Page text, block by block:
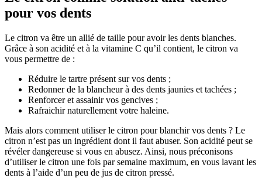
pour vos dents
Le citron va être un allié de taille pour avoir les dents blanches.
Grâce à son acidité et à la vitamine C qu’il contient, le citron va
vous permettre de :
Réduire le tartre présent sur vos dents ;
Redonner de la blancheur à des dents jaunies et tachées ;
Renforcer et assainir vos gencives ;
Rafraichir naturellement votre haleine.
Mais alors comment utiliser le citron pour blanchir vos dents ? Le
citron n’est pas un ingrédient dont il faut abuser. Son acidité peut se
révéler dangereuse si vous en abusez. Ainsi, nous préconisons
d’utiliser le citron une fois par semaine maximum, en vous lavant les
dents à l’aide d’un peu de jus de citron pressé.